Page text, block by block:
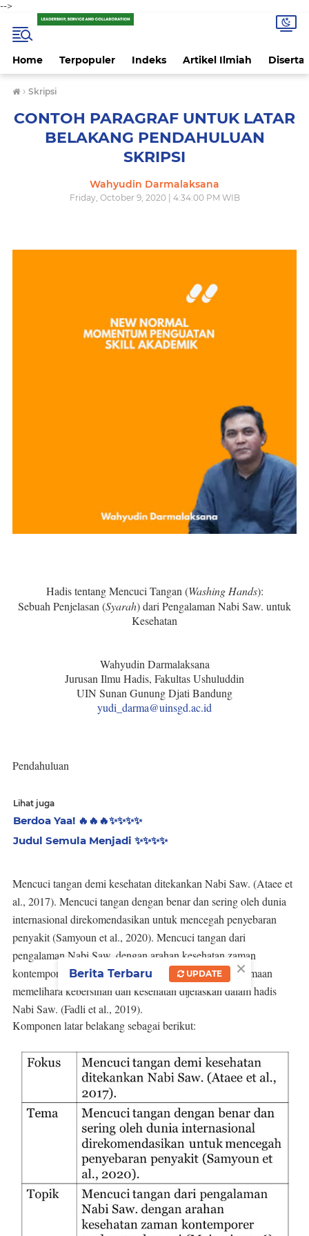
-->
Home Terpopuler Indeks Artikel Ilmiah
› Skripsi
CONTOH PARAGRAF UNTUK LATAR
BELAKANG PENDAHULUAN
SKRIPSI
Wahyudin Darmalaksana
Friday, October 9, 2020 | 4:34:00 PM WIB
Hadis tentang Mencuci Tangan (Washing Hands):
Sebuah Penjelasan (Syarah) dari Pengalaman Nabi Saw. untuk
Kesehatan
Wahyudin Darmalaksana
Jurusan Ilmu Hadis, Fakultas Ushuluddin
UIN Sunan Gunung Djati Bandung
yudi_darma@uinsgd.ac.id
Pendahuluan
Lihat juga
Berdoa Yaa! 🔥🔥🔥✨️✨️✨️✨️
Judul Semula Menjadi ✨️✨️✨️✨️
Mencuci tangan demi kesehatan ditekankan Nabi Saw. (Ataee et
al., 2017). Mencuci tangan dengan benar dan sering oleh dunia
internasional direkomendasikan untuk mencegah penyebaran
penyakit(Samyoun et al., 2020). Mencuci tangan dari
pengalaman Nabi Saw. dengan arahan kesehatan zaman
kontemporer terdapat relevansi(Maigari, 2016). Keutamaan
memelihara kebersihan dan kesehatan dijelaskan dalam hadis
Nabi Saw. (Fadli et al., 2019).
Komponen latar belakang sebagai berikut:
×
Berita Terbaru UPDATE